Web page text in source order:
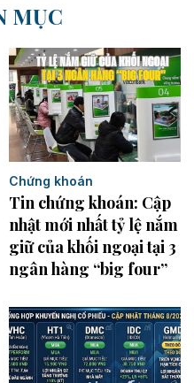
MỤC
Chứng khoán
Tin chứng khoán: Cập
nhật mới nhất tỷ lệ nắm
giữ của khối ngoại tại 3
ngân hàng “big four”